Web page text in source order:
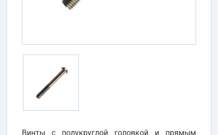
Винты с полукруглой головкой и прямым